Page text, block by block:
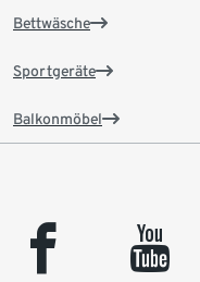
Bettwäsche
Sportgeräte
Balkonmöbel
facebook youtube